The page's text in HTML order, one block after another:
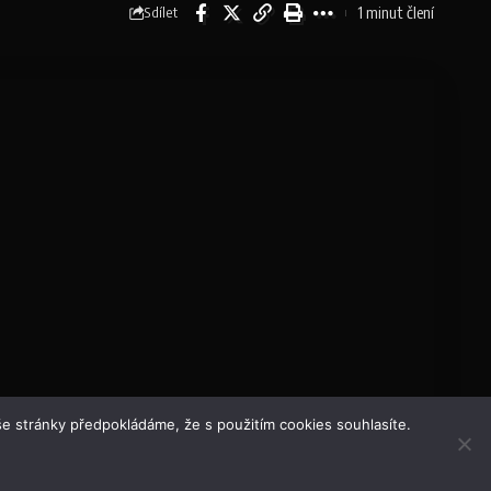
Sdílet 1 minut člení
stránky předpokládáme, že s použitím cookies souhlasíte.